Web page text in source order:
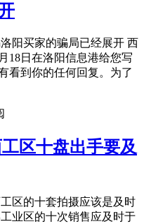
阳买家的骗局已经展开 西
18日在洛阳信息港给您写
看到你的任何回复。为了
区十盘出手要及
区的十套拍摄应该是及时
业区的十次销售应及时于